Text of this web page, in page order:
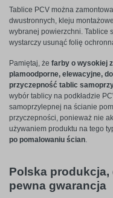
Tablice PCV można
dwustronnych, kleju
wybranej powierzchni. Tablice
wystarczy usunąć folię
Pamiętaj, że farby o wysokiej
plamoodporne, elewacyjne,
przyczepność tablic
wybór tablicy na podkładzie
samoprzylepnej na ścianie
przyczepności, ponieważ nie
używaniem produktu na tego
po pomalowaniu ścian.
Polska produkcja,
pewna gwarancja